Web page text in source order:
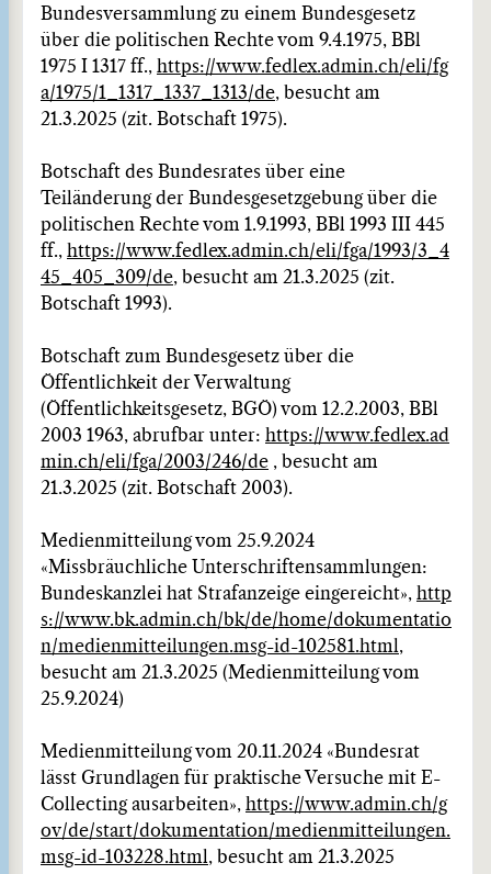
Bundesversammlung zu einem Bundesgesetz
über die politischen Rechte vom 9.4.1975, BBl
1975 I 1317 ff., https://www.fedlex.admin.ch/eli/fg
a/1975/1_1317_1337_1313/de, besucht am
21.3.2025 (zit. Botschaft 1975).
Botschaft des Bundesrates über eine
Teiländerung der Bundesgesetzgebung über die
politischen Rechte vom 1.9.1993, BBl 1993 III 445
ff., https://www.fedlex.admin.ch/eli/fga/1993/3_4
45_405_309/de, besucht am 21.3.2025 (zit.
Botschaft 1993).
Botschaft zum Bundesgesetz über die
Öffentlichkeit der Verwaltung
(Öffentlichkeitsgesetz, BGÖ) vom 12.2.2003, BBl
2003 1963, abrufbar unter: https://www.fedlex.ad
min.ch/eli/fga/2003/246/de , besucht am
21.3.2025 (zit. Botschaft 2003).
Medienmitteilung vom 25.9.2024
«Missbräuchliche Unterschriftensammlungen:
Bundeskanzlei hat Strafanzeige eingereicht», http
s://www.bk.admin.ch/bk/de/home/dokumentatio
n/medienmitteilungen.msg-id-102581.html,
besucht am 21.3.2025 (Medienmitteilung vom
25.9.2024)
Medienmitteilung vom 20.11.2024 «Bundesrat
lässt Grundlagen für praktische Versuche mit E-
Collecting ausarbeiten», https://www.admin.ch/g
ov/de/start/dokumentation/medienmitteilungen.
msg-id-103228.html, besucht am 21.3.2025